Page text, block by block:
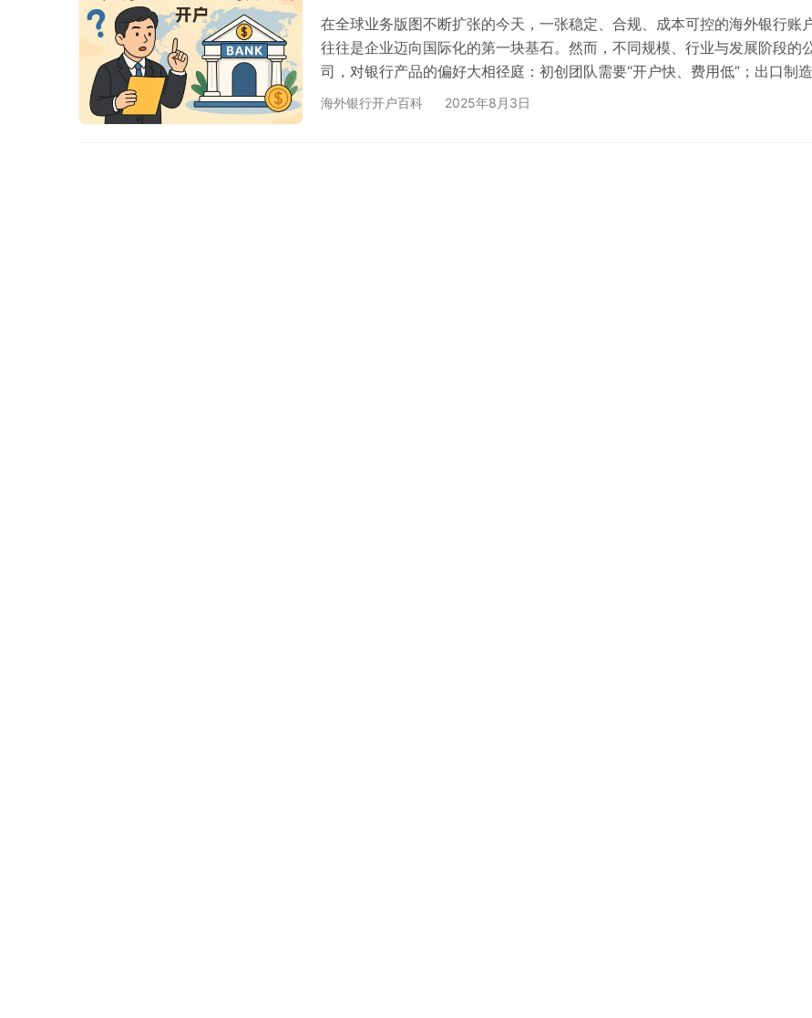
在全球业务版图不断扩张的今天，一张稳定、合规、成本可控的海外银行账
往往是企业迈向国际化的第一块基石。然而，不同规模、行业与发展阶段的
司，对银行产品的偏好大相径庭：初创团队需要“开户快、费用低”；出口制
看重“多币种+大额结算”；而资产控股型公司更在乎“隐私保护与税务合规”。“
海外银行开户百科 2025年8月3日